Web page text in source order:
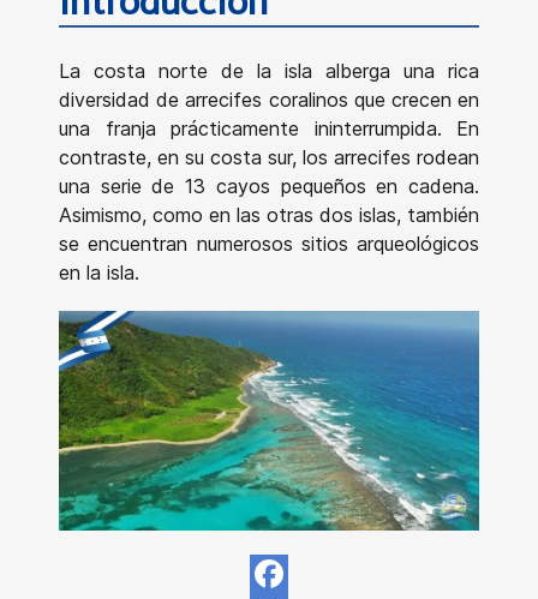
La costa norte de la isla alberga una rica
diversidad de arrecifes coralinos que crecen en
una franja prácticamente ininterrumpida. En
contraste, en su costa sur, los arrecifes rodean
una serie de 13 cayos pequeños en cadena.
Asimismo, como en las otras dos islas, también
se encuentran numerosos sitios arqueológicos
en la isla.